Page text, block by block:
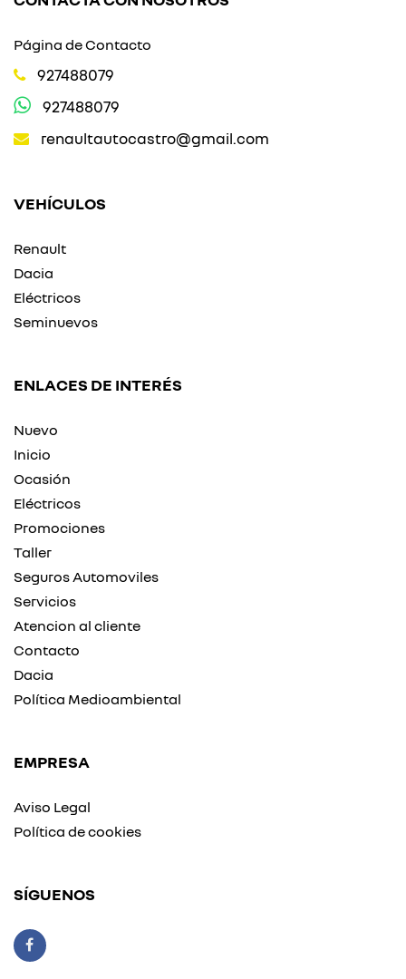
Página de Contacto
927488079
927488079
renaultautocastro@gmail.com
VEHÍCULOS
Renault
Dacia
Eléctricos
Seminuevos
ENLACES DE INTERÉS
Nuevo
Inicio
Ocasión
Eléctricos
Promociones
Taller
Seguros Automoviles
Servicios
Atencion al cliente
Contacto
Dacia
Política Medioambiental
EMPRESA
Aviso Legal
Política de cookies
SÍGUENOS